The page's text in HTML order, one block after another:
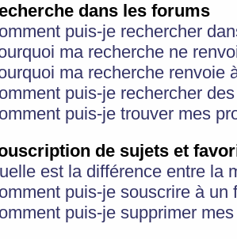
dans les forums
puis-je rechercher
ma recherche ne
ma recherche renvoie
puis-je rechercher
puis-je trouver mes
de sujets et
est la différence entre la
puis-je souscrire à
puis-je supprimer